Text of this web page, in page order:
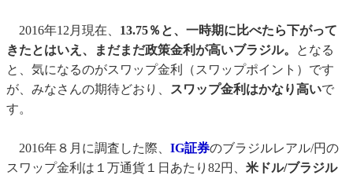
2016年12月現在、 13.75％と、一時期に比べたら下がって
きたとはいえ、まだまだ政策金利が高いブラジル。
となる
と、気になるのがスワップ金利（スワップポイント）です
が、みなさんの期待どおり、
スワップ金利はかなり高いで
す。
2016年８月に調査した際、 IG証券のブラジルレアル/円の
スワップ金利は１万通貨１日あたり82円、 米ドル/ブラジル